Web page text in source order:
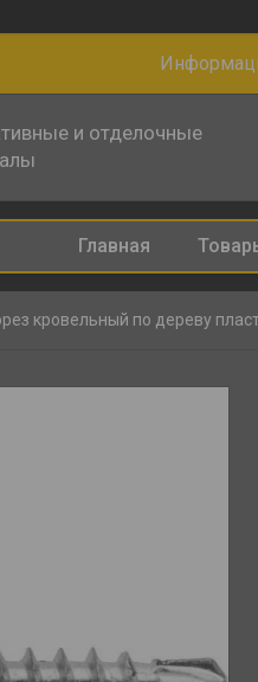
и отделочные
Главная
кровельный по дереву